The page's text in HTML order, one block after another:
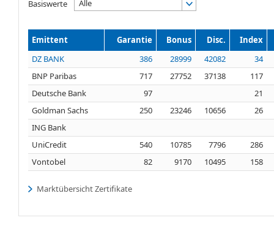
Basiswerte Alle
Emittent Garantie Bonus Disc.
Index
DZ BANK
386 28999 42082
34
BNP Paribas
717 27752 37138
117
Deutsche Bank
97
21
Goldman Sachs
250 23246 10656
26
ING Bank
UniCredit
540 10785 7796
286
Vontobel
82 9170 10495 158
Marktübersicht Zertifikate